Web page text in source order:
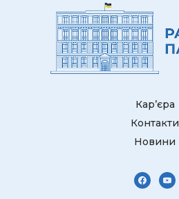
Кар’єра
Контакти
Новини